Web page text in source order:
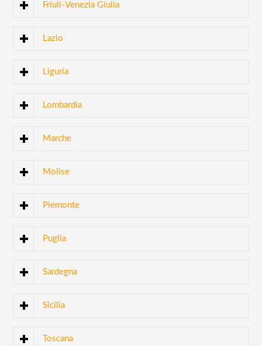
Friuli-Venezia Giulia
Lazio
Liguria
Lombardia
Marche
Molise
Piemonte
Puglia
Sardegna
Sicilia
Toscana